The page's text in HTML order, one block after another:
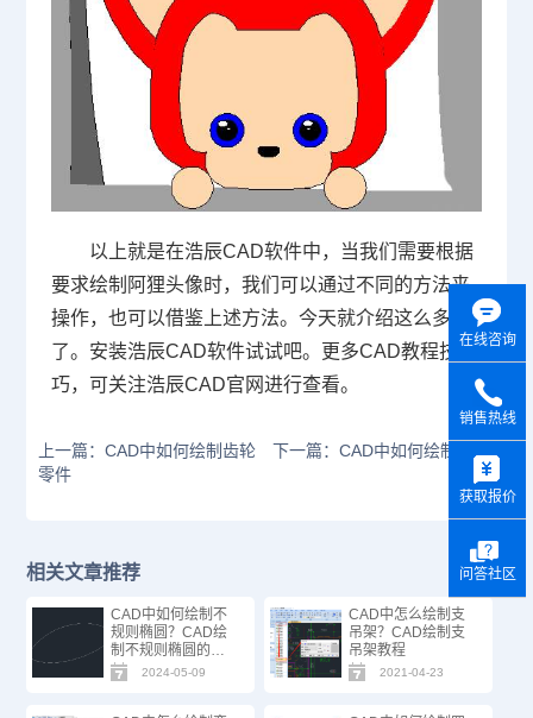
以上就是在浩辰CAD软件中，当我们需要根据
要求绘制阿狸头像时，我们可以通过不同的方法来
操作，也可以借鉴上述方法。今天就介绍这么多
了。安装浩辰CAD软件试试吧。更多CAD教程技
巧，可关注浩辰CAD官网进行查看。
上一篇：CAD中如何绘制齿轮
零件
下一篇：CAD中如何绘制米老
鼠
相关文章推荐
CAD中如何绘制不
规则椭圆？CAD绘
制不规则椭圆的方
法步骤2024-05-09
CAD中怎么绘制支
吊架？CAD绘制支
吊架教程
2021-04-23
在线咨询
销售热线
获取报价
问答社区